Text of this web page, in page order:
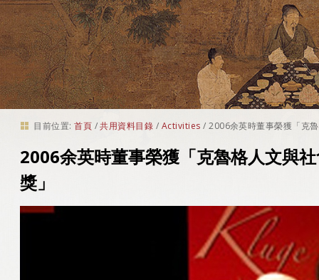
目前位置: 首頁 /共用資料目錄 / Activities /2006余英時董事榮獲「克
2006余英時董事榮獲「克魯格人文與
獎」